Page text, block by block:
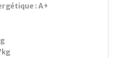
: A+